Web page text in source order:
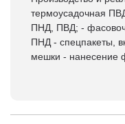
термоусадочная
ПНД, ПВД; -
ПНД - спецпакеты,
мешки - нанесение